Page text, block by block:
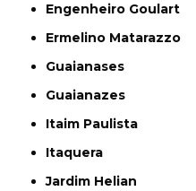
Engenheiro Goulart
Ermelino Matarazzo
Guaianases
Guaianazes
Itaim Paulista
Itaquera
Jardim Helian